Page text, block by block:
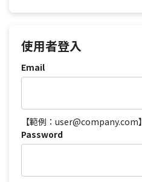
使用者登入
Email
【範例：user@company.com】
Password